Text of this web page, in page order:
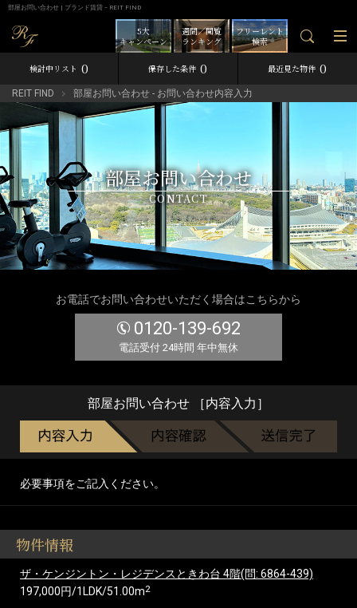
部屋お問い合わせ | ブランド賃貸－REIT FIND
フリーレント
検索
週間／閲覧
ランキング
5大
キャンペーン
検討中リスト 0 保存した条件 0 最近見た物件 0
REIT FIND 部屋お問い合わせ - お問い合わせ内容入力
部屋お問い合わせ
CONTACT
お電話でお問い合わせいただく場合はこちらから
0120-139-692
電話受付 24時間 年中無休
部屋お問い合わせ ［内容入力］
必要事項をご記入ください。
物件情報
ザ・ケンジントン・レジデンスときわ台 4階(問: 6864-439)
197,000円/1LDK/51.00m2